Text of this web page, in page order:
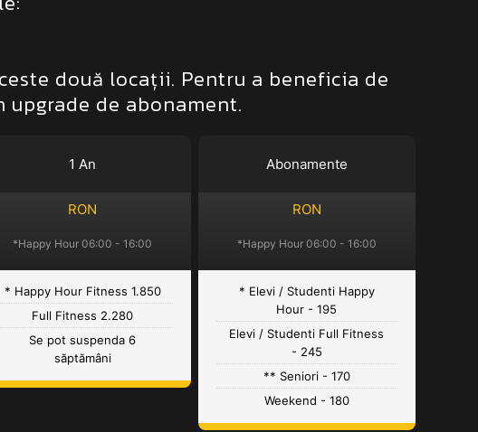
două locații. Pentru a beneficia de
upgrade de abonament.
1 An
RON
*Happy Hour 06:00 - 16:00
* Happy Hour Fitness 1.850
Full Fitness 2.280
Se pot suspenda 6
săptămâni
Abonamente
RON
*Happy Hour 06:00 - 16:00
* Elevi / Studenti Happy
Hour - 195
Elevi / Studenti Full Fitness
- 245
** Seniori - 170
Weekend - 180